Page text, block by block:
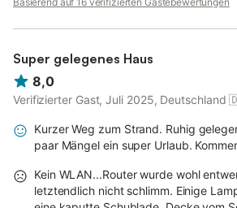
Für die Nutzung der Aktivitäten auf dem
wird obligatorisch ein Personenbeitrag
Anreise direkt an der
Rezeption im REGENBOGENCAMP zu
Es gibt einige obligatorische Gebühren,
variieren können.
Super gelegenes Haus
8,0
Verifizierter Gast, Juli 2025, Deutschland
Kurzer Weg zum Strand. Ruhig
paar Mängel ein super Urlaub.
Kein WLAN...Router wurde wohl
letztendlich nicht schlimm. Einige